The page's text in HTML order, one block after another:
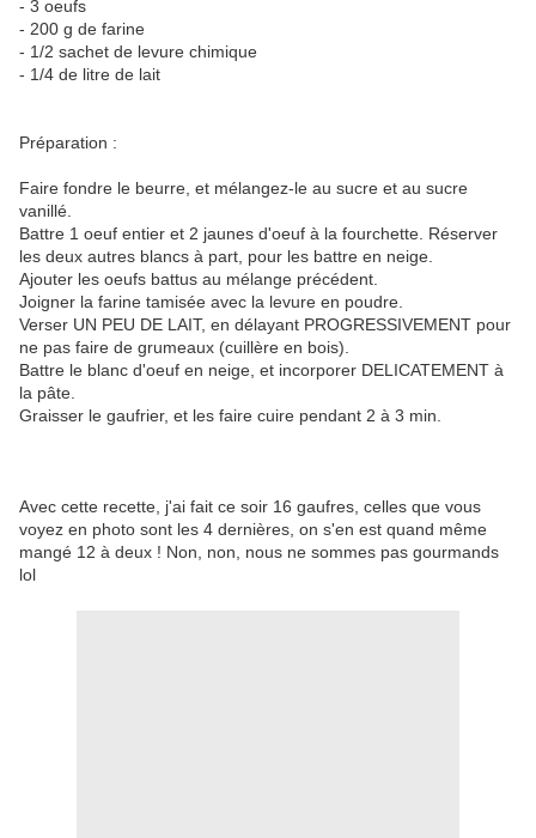
- 3 oeufs
- 200 g de farine
- 1/2 sachet de levure chimique
- 1/4 de litre de lait
Préparation :
Faire fondre le beurre, et mélangez-le au sucre et au sucre
vanillé.
Battre 1 oeuf entier et 2 jaunes d'oeuf à la fourchette. Réserver
les deux autres blancs à part, pour les battre en neige.
Ajouter les oeufs battus au mélange précédent.
Joigner la farine tamisée avec la levure en poudre.
Verser UN PEU DE LAIT, en délayant PROGRESSIVEMENT pour
ne pas faire de grumeaux (cuillère en bois).
Battre le blanc d'oeuf en neige, et incorporer DELICATEMENT à
la pâte.
Graisser le gaufrier, et les faire cuire pendant 2 à 3 min.
Avec cette recette, j'ai fait ce soir 16 gaufres, celles que vous
voyez en photo sont les 4 dernières, on s'en est quand même
mangé 12 à deux ! Non, non, nous ne sommes pas gourmands
lol